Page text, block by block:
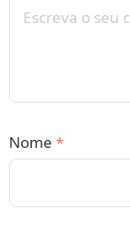
Nome *